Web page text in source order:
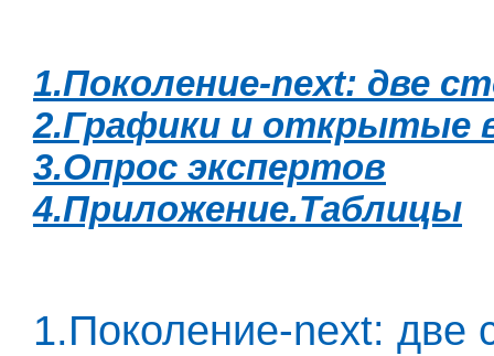
1.Поколение-next: две
2.Графики и открытые
3.Опрос экспертов
4.Приложение.Таблицы
1.Поколение-next: две